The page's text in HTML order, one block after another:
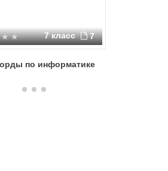
7 класс 7
по информатике